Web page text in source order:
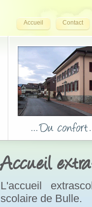
Accueil Contact
Accueil
L'accueil
scolaire de Bulle.